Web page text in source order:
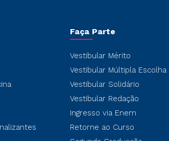
Faça Parte
Vestibular Mérito
Vestibular Múltipla Escolha
Vestibular Solidário
Vestibular Redação
Ingresso via Enem
Retorne ao Curso